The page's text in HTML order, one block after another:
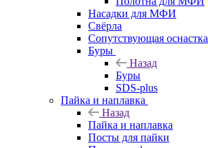
Насадки для МФИ
Свёрла
Сопутствующая оснастка
Буры
Назад
Буры
SDS-plus
Пайка и наплавка
Назад
Пайка и наплавка
Посты для пайки